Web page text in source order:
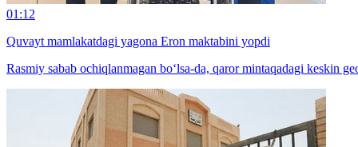
01:12
Quvayt mamlakatdagi yagona Eron maktabini yopdi
Rasmiy sabab ochiqlanmagan bo‘lsa-da, qaror mintaqadagi keskin